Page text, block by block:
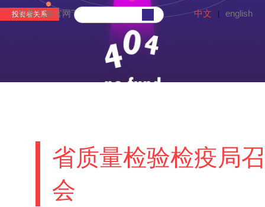
联系九游官网下载
投资者关系 中文 english
省质量检验检疫局
会